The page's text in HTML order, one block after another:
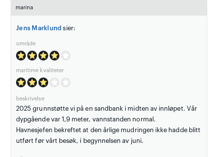
marina
Jens Marklund sier:
område
maritime kvaliteter
beskrivelse
2025 grunnstøtte vi på en sandbank i midten av innløpet. Vår
dypgående var 1,9 meter, vannstanden normal.
Havnesjefen bekreftet at den årlige mudringen ikke hadde blitt
utført før vårt besøk, i begynnelsen av juni.